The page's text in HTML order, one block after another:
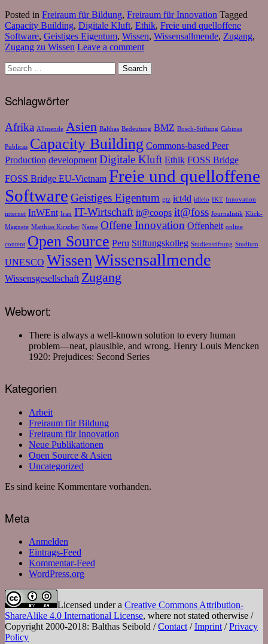
Posted in Freiraum für Bildung, Freiraum für Innovation Tagged
Capacity Building, Digitale Kluft, Ethik, Freie und quelloffene
Software, Geistiges Eigentum, Wissen, Wissensallmende, Zugang,
Zugang zu Wissen Leave a comment
Schlagwörter
Afrika Allmende Asien Balthas Bedeutung BMZ Bosch-Stiftung Cabinas
Publicas Capacity Building Commons-based Peer
Production development Digitale Kluft Ethik FOSS Bridge
FOSS Bridge EU-Vietnam Freie und quelloffene
Software Geistiges Eigentum gtz ict4d idlelo IKT Innovation
internet InWEnt Iran IT-Wirtschaft it@coops it@foss Journalistik Klick-
Magnete Matthias Kirscher Name Offene Innovation Offenheit online
content Open Source Peru Stiftungskolleg Studienstiftung Studium
UNESCO WissenWissensallmende
Wissensgesellschaft Zugang
Webwort:
There is always a well-known solution to every human
problem—neat, plausible, and wrong. Henry Louis Mencken
1920: Prejudices: Second Series
Kategorien
Arbeit
Freiraum für Bildung
Freiraum für Innovation
Neue Publikationen
Open Source & Asien
Uncategorized
Es sind keine Kommentare vorhanden.
Meta
Anmelden
Eintrags-Feed
Kommentar-Feed
WordPress.org
Licensed under a Creative Commons Attribution-
ShareAlike 4.0 International License, where not stated otherwise /
Copyright 2000-2018: Balthas Seibold /Contact/Imprint/Privacy
Policy